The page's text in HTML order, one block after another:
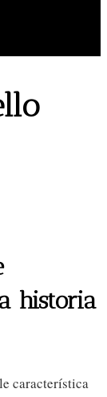
historia
característica